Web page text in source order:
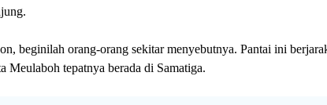
.
, beginilah orang-orang sekitar menyebutnya. Pantai ini
Meulaboh tepatnya berada di Samatiga.